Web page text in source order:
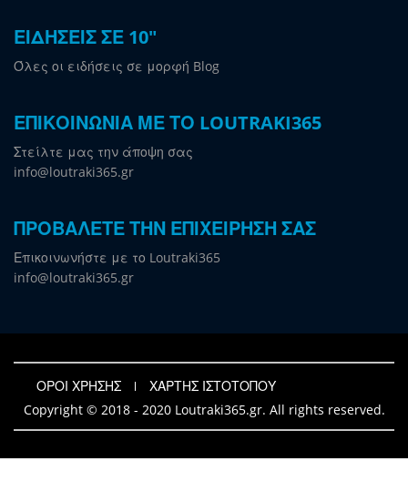
ΕΙΔΗΣΕΙΣ ΣΕ 10"
Όλες οι ειδήσεις σε μορφή Blog
ΕΠΙΚΟΙΝΩΝΙΑ ΜΕ ΤΟ LOUTRAKI365
Στείλτε μας την άποψη σας
info@loutraki365.gr
ΠΡΟΒΑΛΕΤΕ ΤΗΝ ΕΠΙΧΕΙΡΗΣΗ ΣΑΣ
Επικοινωνήστε με το Loutraki365
info@loutraki365.gr
ΟΡΟΙ ΧΡΗΣΗΣ
ΧΑΡΤΗΣ ΙΣΤΟΤΟΠΟΥ
Copyright © 2018 - 2020 Loutraki365.gr. All rights reserved.